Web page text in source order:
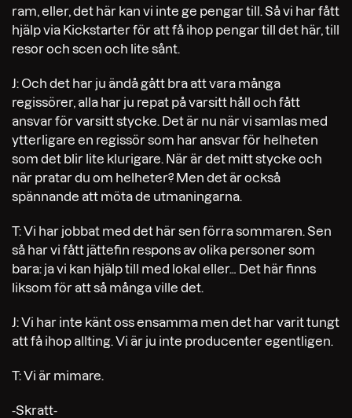
ram, eller, det här kan vi inte ge pengar till. Så vi har fått
hjälp via Kickstarter för att få ihop pengar till det här, till
resor och scen och lite sånt.
J: Och det har ju ändå gått bra att vara många
regissörer, alla har ju repat på varsitt håll och fått
ansvar för varsitt stycke. Det är nu när vi samlas med
ytterligare en regissör som har ansvar för helheten
som det blir lite klurigare. När är det mitt stycke och
när pratar du om helheter? Men det är också
spännande att möta de utmaningarna.
T: Vi har jobbat med det här sen förra sommaren. Sen
så har vi fått jättefin respons av olika personer som
bara: ja vi kan hjälp till med lokal eller… Det här finns
liksom för att så många ville det.
J: Vi har inte känt oss ensamma men det har varit tungt
att få ihop allting. Vi är ju inte producenter egentligen.
T: Vi är mimare.
-Skratt-